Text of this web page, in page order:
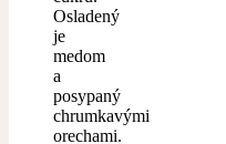
Osladený
je
medom
a
posypaný
chrumkavými
orechami.